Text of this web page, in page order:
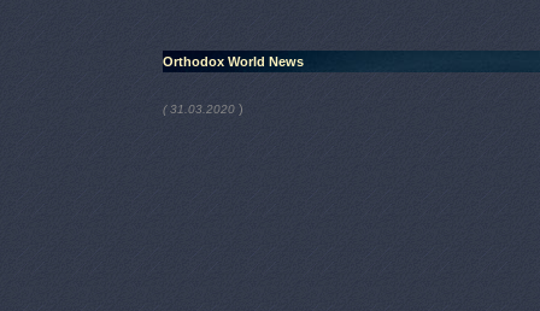
Orthodox World News
( 31.03.2020 )